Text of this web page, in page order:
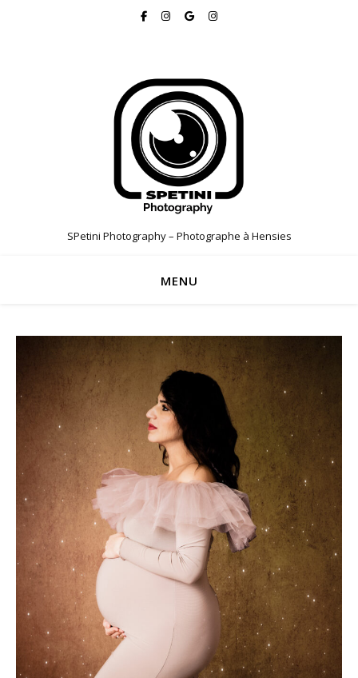
SPetini Photography – Photographe à Hensies
MENU